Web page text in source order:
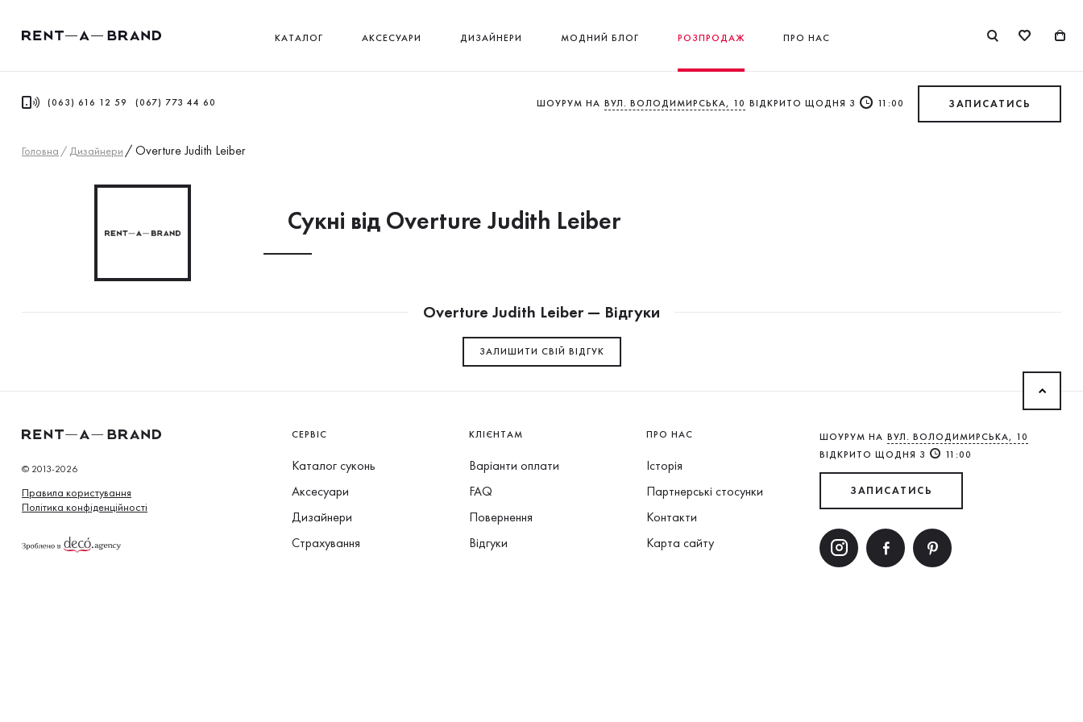
КАТАЛОГ АКСЕСУАРИ ДИЗАЙНЕРИ МОДНИЙ БЛОГ РОЗПРОДАЖ ПРО НАС
(063) 616 12 59 (067) 773 44 60 ШОУРУМ НА ВУЛ. ВОЛОДИМИРСЬКА, 10 ВІДКРИТО ЩОДНЯ З 11:00 ЗАПИСАТИСЬ
Головна / Дизайнери /Overture Judith Leiber
Сукнi від Overture Judith Leiber
Overture Judith Leiber — Відгуки
ЗАЛИШИТИ СВIЙ ВІДГУК
© 2013-2026
Правила користування
Політика конфіденційності
СЕРВІС
Каталог суконь
Аксесуари
Дизайнери
Страхування
КЛІЄНТАМ
Варіанти оплати
FAQ
Повернення
Відгуки
ПРО НАС
Історія
Партнерські стосунки
Контакти
Карта сайту
ШОУРУМ НА ВУЛ. ВОЛОДИМИРСЬКА, 10
ВІДКРИТО ЩОДНЯ З
11:00
ЗАПИСАТИСЬ